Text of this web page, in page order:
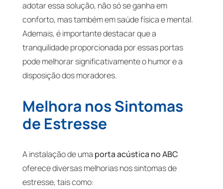
adotar essa solução, não só se ganha em
conforto, mas também em saúde física e mental.
Ademais, é importante destacar que a
tranquilidade proporcionada por essas portas
pode melhorar significativamente o humor e a
disposição dos moradores.
Melhora nos Sintomas
de Estresse
A instalação de uma porta acústica no ABC
oferece diversas melhorias nos sintomas de
estresse, tais como: